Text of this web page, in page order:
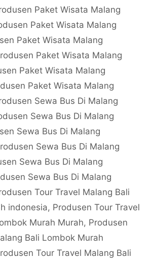
Paket Wisata Malang
Paket Wisata Malang
Paket Wisata Malang
Paket Wisata Malang
Paket Wisata Malang
Paket Wisata Malang
Sewa Bus Di Malang
Sewa Bus Di Malang
Sewa Bus Di Malang
Sewa Bus Di Malang
Sewa Bus Di Malang
Sewa Bus Di Malang
Tour Travel Malang Bali
indonesia, Produsen Tour Travel
Murah Murah, Produsen
Bali Lombok Murah
Tour Travel Malang Bali